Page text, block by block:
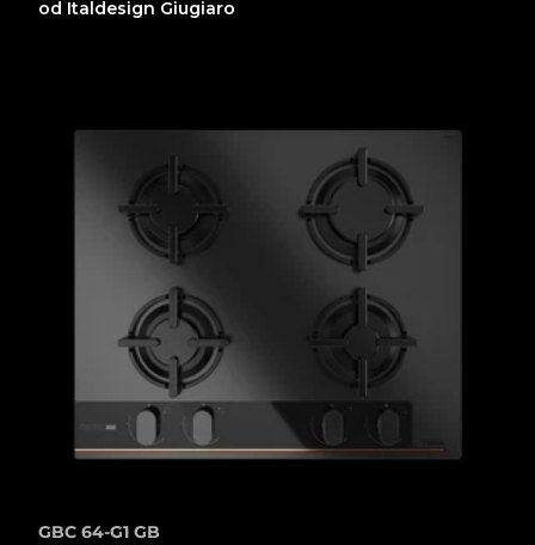
GBC 64-G1 GB
od Italdesign Giugiaro